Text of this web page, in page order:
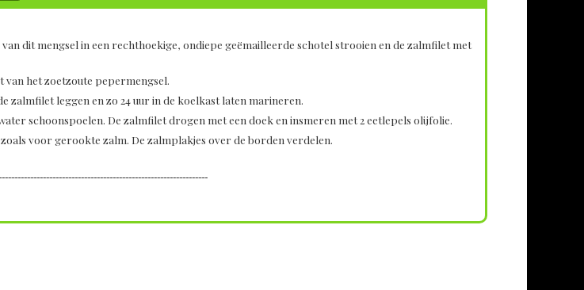
dit mengsel in een rechthoekige, ondiepe geëmailleerde schotel strooien en de zalmfilet met
van het zoetzoute pepermengsel.
zalmfilet leggen en zo 24 uur in de koelkast laten marineren.
schoonspoelen. De zalmfilet drogen met een doek en insmeren met 2 eetlepels olijfolie.
voor gerookte zalm. De zalmplakjes over de borden verdelen.